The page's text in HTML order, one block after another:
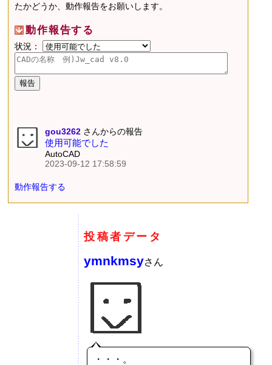
たかどうか、動作報告をお願いします。
動作報告する
状況：
gou3262 さんからの報告
使用可能でした
AutoCAD
2023-09-12 17:58:59
動作報告する
投稿者データ
ymnkmsyさん
・・・。